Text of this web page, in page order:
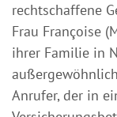
rechtschaffene
Frau Françoise
ihrer Familie in
Anrufer, der in